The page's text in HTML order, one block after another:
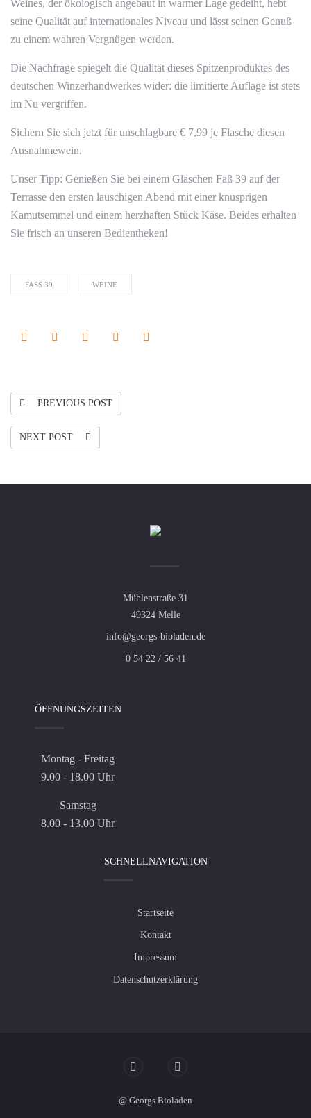
Weines, der ökologisch angebaut in warmer Lage gedeiht, hebt
seine Qualität auf internationales Niveau und lässt seinen Genuß
zu einem wahren Vergnügen werden.
Die Nachfrage spiegelt die Qualität dieses Spitzenproduktes des
deutschen Winzerhandwerkes wider: die limitierte Auflage ist stets
im Nu vergriffen.
Sichern Sie sich jetzt für unschlagbare € 7,99 je Flasche diesen
Ausnahmewein.
Unser Tipp: Genießen Sie bei einem Gläschen Faß 39 auf der
Terrasse den ersten lauschigen Abend mit einer knusprigen
Kamutsemmel und einem herzhaften Stück Käse. Beides erhalten
Sie frisch an unseren Bedientheken!
FASS 39 WEINE
PREVIOUS POST
NEXT POST
Mühlenstraße 31
49324 Melle
info@georgs-bioladen.de
0 54 22 / 56 41
ÖFFNUNGSZEITEN
Montag - Freitag
9.00 - 18.00 Uhr
Samstag
8.00 - 13.00 Uhr
SCHNELLNAVIGATION
Startseite
Kontakt
Impressum
Datenschutzerklärung
@ Georgs Bioladen